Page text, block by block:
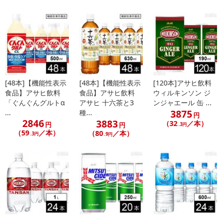
[48本]【機能性表示
食品】アサヒ飲料
「ぐんぐんグルトα
...
2846円
（59.3円／本）
[48本]【機能性表示
食品】アサヒ飲料
アサヒ 十六茶と3
種...
3883円
（80.9円／本）
[120本]アサヒ飲料
ウィルキンソン ジ
ンジャエール 缶 ...
3875 円
（32.3円／本）